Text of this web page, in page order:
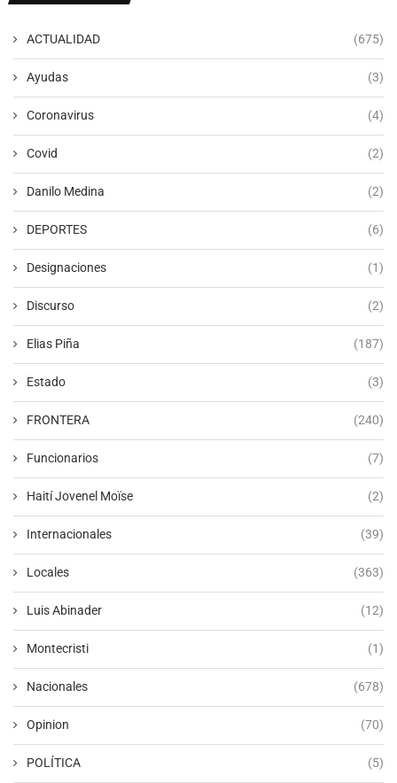
ACTUALIDAD (675)
Ayudas (3)
Coronavirus (4)
Covid (2)
Danilo Medina (2)
DEPORTES (6)
Designaciones (1)
Discurso (2)
Elias Piña (187)
Estado (3)
FRONTERA (240)
Funcionarios (7)
Haití Jovenel Moïse (2)
Internacionales (39)
Locales (363)
Luis Abinader (12)
Montecristi (1)
Nacionales (678)
Opinion (70)
POLÍTICA (5)